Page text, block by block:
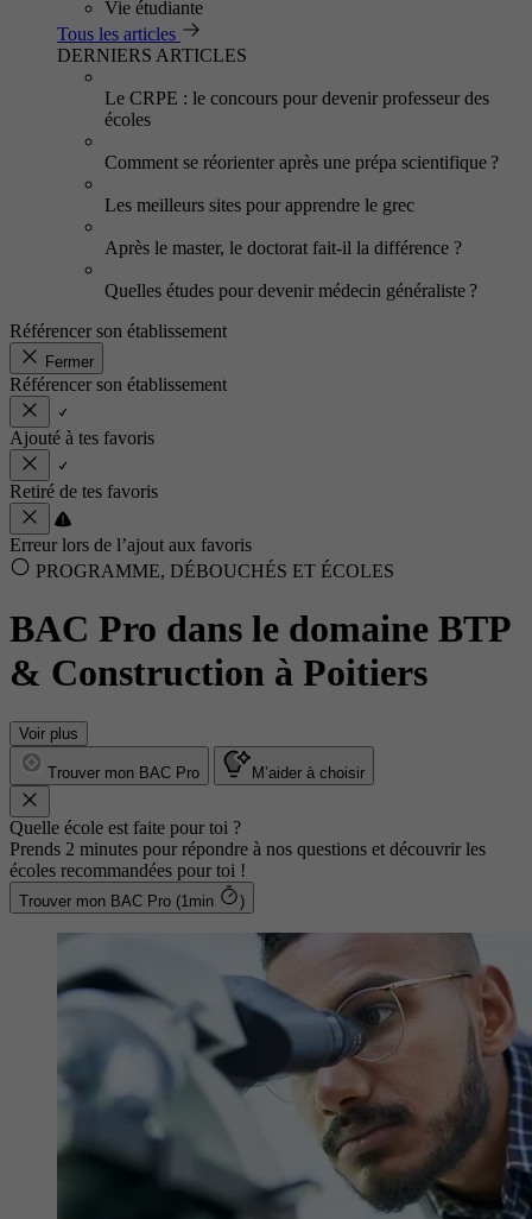
Vie étudiante
Tous les articles
DERNIERS ARTICLES
Le CRPE : le concours pour devenir professeur des
écoles
Comment se réorienter après une prépa scientifique ?
Les meilleurs sites pour apprendre le grec
Après le master, le doctorat fait-il la différence ?
Quelles études pour devenir médecin généraliste ?
Référencer son établissement
Fermer
Référencer son établissement
Ajouté à tes favoris
Retiré de tes favoris
Erreur lors de l’ajout aux favoris
PROGRAMME, DÉBOUCHÉS ET ÉCOLES
BAC Pro dans le domaine BTP
& Construction à Poitiers
Voir plus
Trouver mon BAC Pro M’aider à choisir
Quelle école est faite pour toi ?
Prends 2 minutes pour répondre à nos questions et découvrir les
écoles recommandées pour toi !
Trouver mon BAC Pro (1min )